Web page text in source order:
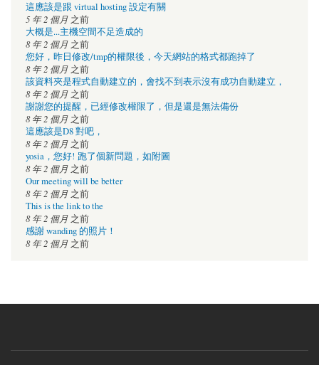
這應該是跟 virtual hosting 設定有關
5 年 2 個月 之前
大概是...主機空間不足造成的
8 年 2 個月 之前
您好，昨日修改/tmp的權限後，今天網站的格式都跑掉了
8 年 2 個月 之前
該資料夾是程式自動建立的，會找不到表示沒有成功自動建立，
8 年 2 個月 之前
謝謝您的提醒，已經修改權限了，但是還是無法備份
8 年 2 個月 之前
這應該是D8 對吧，
8 年 2 個月 之前
yosia，您好! 跑了個新問題，如附圖
8 年 2 個月 之前
Our meeting will be better
8 年 2 個月 之前
This is the link to the
8 年 2 個月 之前
感謝 wanding 的照片！
8 年 2 個月 之前